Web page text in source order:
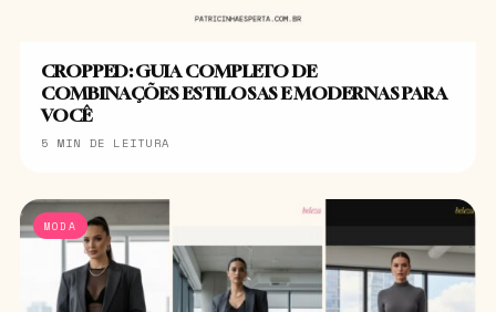
CROPPED: GUIA COMPLETO DE
COMBINAÇÕES ESTILOSAS E MODERNAS PARA
VOCÊ
5 MIN DE LEITURA
MODA